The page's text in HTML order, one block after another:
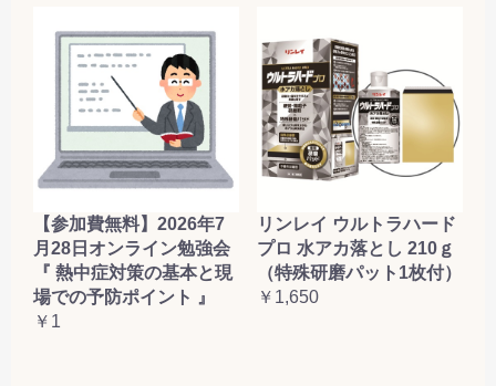
【参加費無料】2026年7
月28日オンライン勉強会
『 熱中症対策の基本と現
場での予防ポイント 』
￥1
リンレイ ウルトラハード
プロ 水アカ落とし 210ｇ
（特殊研磨パット1枚付）
￥1,650